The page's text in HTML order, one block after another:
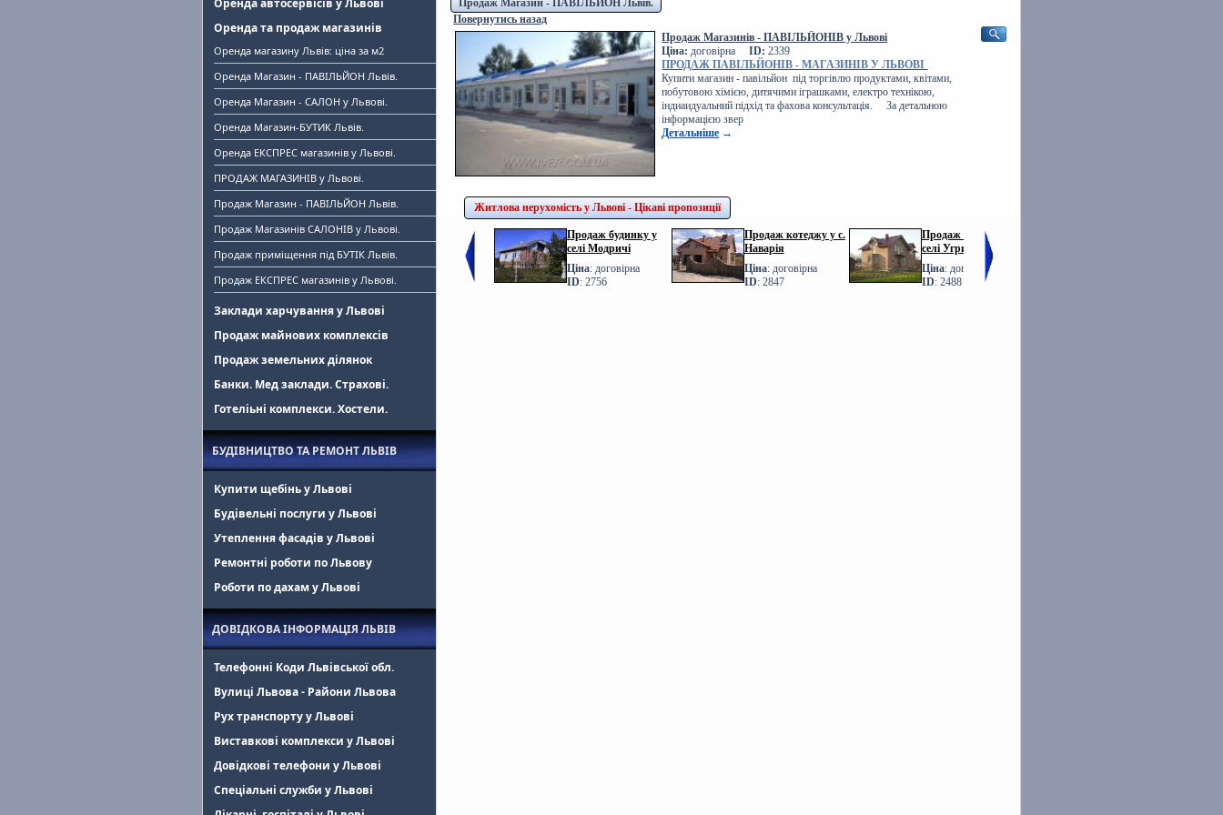
Оренда та продаж магазинів
Оренда магазину Львів: ціна за м2
Оренда Магазин - ПАВІЛЬЙОН Львів.
Оренда Магазин - САЛОН у Львові.
Оренда Магазин-БУТИК Львів.
Оренда ЕКСПРЕС магазинів у Львові.
ПРОДАЖ МАГАЗИНІВ у Львові.
Продаж Магазин - ПАВІЛЬЙОН Львів.
Продаж Магазинів САЛОНІВ у Львові.
Продаж приміщення під БУТІК Львів.
Продаж ЕКСПРЕС магазинів у Львові.
Заклади харчування у Львові
Продаж майнових комплексів
Продаж земельних ділянок
Банки. Мед заклади. Страхові.
Готеліьні комплекси. Хостели.
БУДІВНИЦТВО ТА РЕМОНТ ЛЬВІВ
Купити щебінь у Львові
Будівельні послуги у Львові
Утеплення фасадів у Львові
Ремонтні роботи по Львову
Роботи по дахам у Львові
ДОВІДКОВА ІНФОРМАЦІЯ ЛЬВІВ
Телефонні Коди Львівської обл.
Вулиці Львова - Райони Львова
Рух транспорту у Львові
Виставкові комплекси у Львові
Довідкові телефони у Львові
Спеціальні служби у Львові
Продаж Магазин - ПАВІЛЬЙОН Львів.
Повернутись назад
Продаж Магазинів - ПАВІЛЬЙОНІВ у Львові
Ціна: договірна ID: 2339
ПРОДАЖ ПАВІЛЬЙОНІВ - МАГАЗИНІВ У ЛЬВОВІ
Купити магазин - павільйон під торгівлю продуктами, квітами,
побутовою хімією, дитячими іграшками, електро технікою,
індиаидуальний підхід та фахова консультація. За детальною
інформацією звер
Детальніше →
Житлова нерухомість у Львові - Цікаві пропозиції
Продаж будинку у
селі Модричі
Ціна: договірна
ID: 2756
Продаж котеджу у с.
Наварія
Ціна: договірна
ID: 2847
Продаж БУДИНКУ у
селі Угринів
Ціна: договірна
ID: 2488